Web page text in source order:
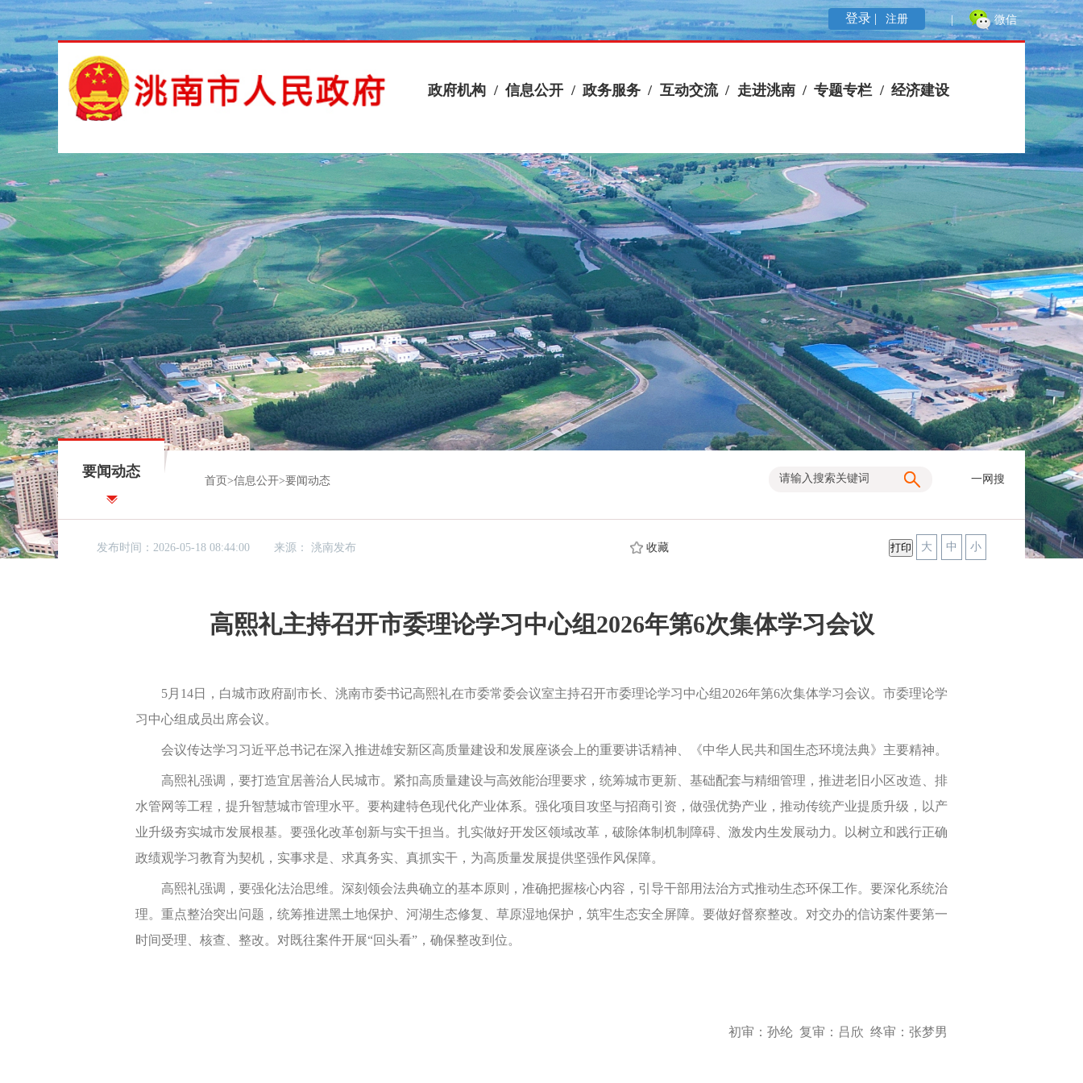
微信
登录 | 注册
政府机构 / 信息公开 / 政务服务 / 互动交流 / 走进洮南 / 专题专栏 / 经济建设
要闻动态
首页 >信息公开>要闻动态 一网搜
发布时间：2026-05-18 08:44:00 来源：洮南发布 小
中
大
收藏
高熙礼主持召开市委理论学习中心组2026年第6次集体学习会议
5月14日，白城市政府副市长、洮南市委书记高熙礼在市委常委会议室主持召开市委理论学习中心组2026年第6次集体学习会议。市委理论学
习中心组成员出席会议。
会议传达学习习近平总书记在深入推进雄安新区高质量建设和发展座谈会上的重要讲话精神、《中华人民共和国生态环境法典》主要精神。
高熙礼强调，要打造宜居善治人民城市。紧扣高质量建设与高效能治理要求，统筹城市更新、基础配套与精细管理，推进老旧小区改造、排
水管网等工程，提升智慧城市管理水平。要构建特色现代化产业体系。强化项目攻坚与招商引资，做强优势产业，推动传统产业提质升级，以产
业升级夯实城市发展根基。要强化改革创新与实干担当。扎实做好开发区领域改革，破除体制机制障碍、激发内生发展动力。以树立和践行正确
政绩观学习教育为契机，实事求是、求真务实、真抓实干，为高质量发展提供坚强作风保障。
高熙礼强调，要强化法治思维。深刻领会法典确立的基本原则，准确把握核心内容，引导干部用法治方式推动生态环保工作。要深化系统治
理。重点整治突出问题，统筹推进黑土地保护、河湖生态修复、草原湿地保护，筑牢生态安全屏障。要做好督察整改。对交办的信访案件要第一
时间受理、核查、整改。对既往案件开展“回头看”，确保整改到位。
初审：孙纶 复审：吕欣 终审：张梦男